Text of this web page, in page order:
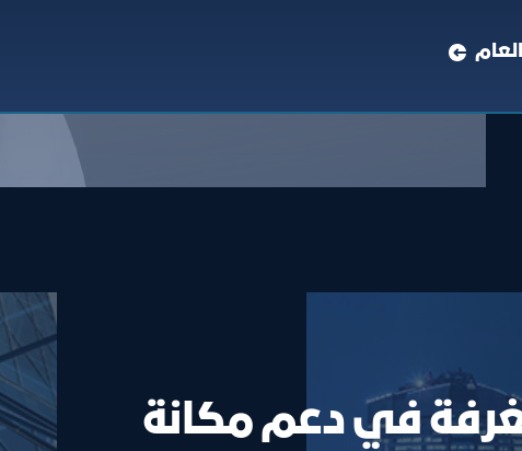
في دعم مكانة